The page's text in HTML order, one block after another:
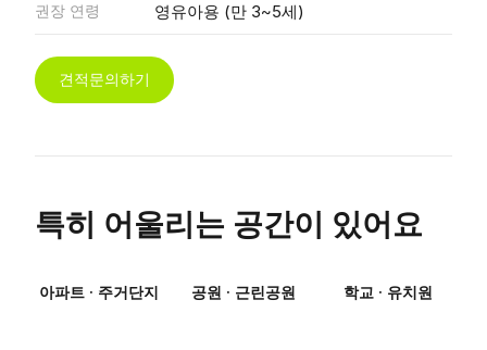
권장 연령 영유아용 (만 3~5세)
견적문의하기
특히 어울리는 공간이 있어요
아파트 · 주거단지 공원 · 근린공원 학교 · 유치원